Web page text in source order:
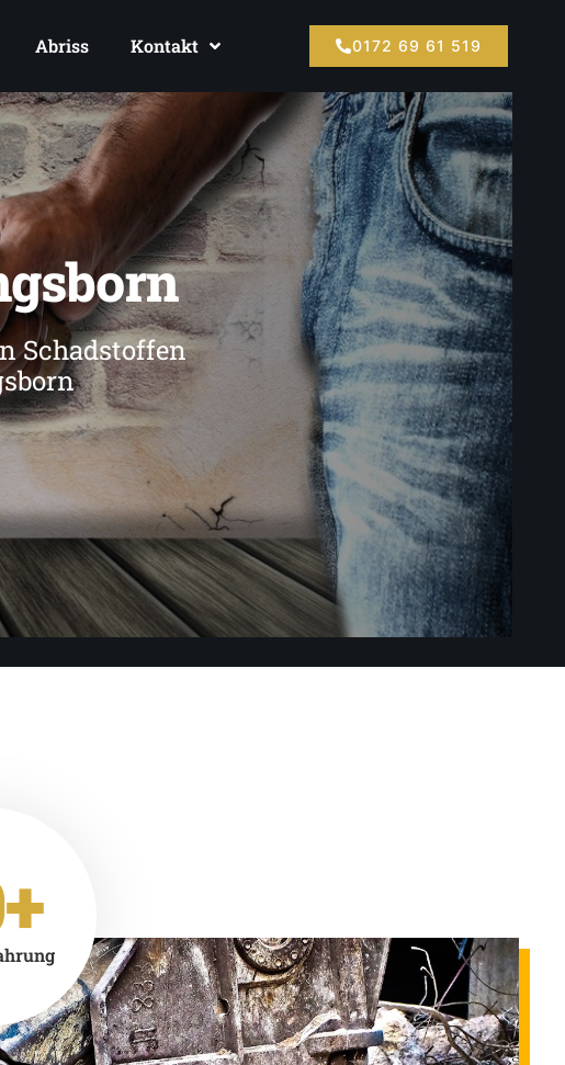
Abriss Kontakt 0172 69 61 519
Schadstoffen